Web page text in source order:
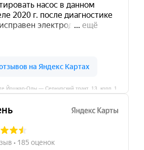
Йошкар‑Олы — Сернурский тракт, 13, корп. 1